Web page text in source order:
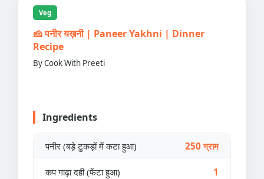
Veg
🧀 पनीर यख़नी | Paneer Yakhni | Dinner
Recipe
By Cook With Preeti
Ingredients
पनीर (बड़े टुकड़ों में कटा हुआ) 250 ग्राम
कप गाढ़ा दही (फेंटा हुआ) 1